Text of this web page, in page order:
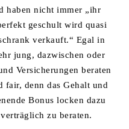
haben nicht immer „ihr
geschult wird quasi
verkauft.“ Egal in
jung, dazwischen oder
Versicherungen beraten
denn das Gehalt und
Bonus locken dazu
zu beraten.